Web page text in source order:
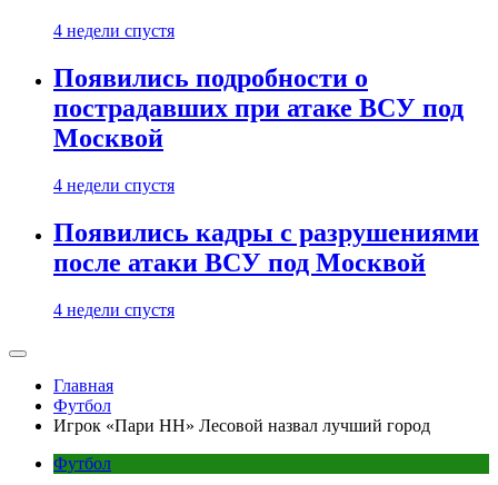
4 недели спустя
Появились подробности о
пострадавших при атаке ВСУ под
Москвой
4 недели спустя
Появились кадры с разрушениями
после атаки ВСУ под Москвой
4 недели спустя
Главная
Футбол
Игрок «Пари НН» Лесовой назвал лучший город
Футбол